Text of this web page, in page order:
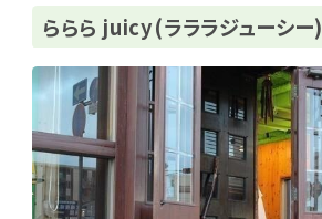
ららら juicy(ラララジューシー)